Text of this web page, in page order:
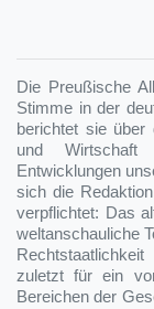
Die Preußische
Stimme in der
berichtet sie über
und
Entwicklungen
sich die
verpflichtet: Das
weltanschauliche
zuletzt für ein
Bereichen der